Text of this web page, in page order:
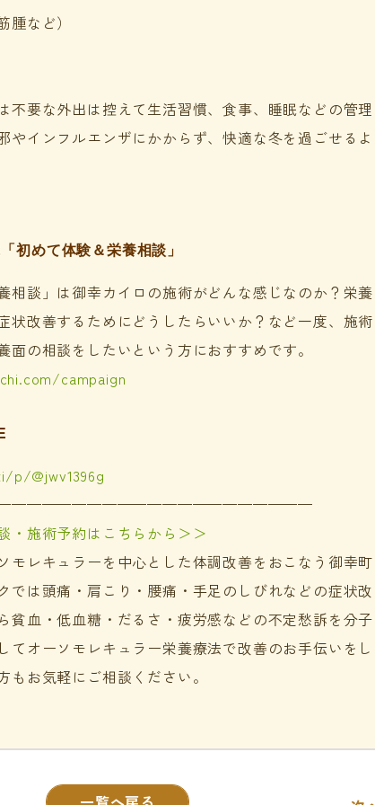
腫など）
不要な外出は控えて生活習慣、食事、睡眠などの管理
やインフルエンザにかからず、快適な冬を過ごせるよ
初めて体験＆栄養相談」
相談」は御幸カイロの施術がどんな感じなのか？栄養
状改善するためにどうしたらいいか？など一度、施術
面の相談をしたいという方におすすめです。
campaign
@jwv1396g
・施術予約はこちらから＞＞
モレキュラーを中心とした体調改善をおこなう御幸町
では頭痛・肩こり・腰痛・手足のしびれなどの症状改
貧血・低血糖・だるさ・疲労感などの不定愁訴を分子
てオーソモレキュラー栄養療法で改善のお手伝いをし
もお気軽にご相談ください。